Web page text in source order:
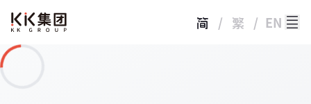
简 / 繁 / EN